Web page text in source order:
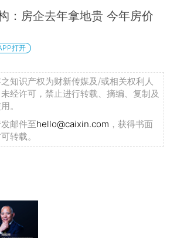
：房企去年拿地贵 今年房价
打开
知识产权为财新传媒及/或相关权利人
经许可，禁止进行转载、摘编、复制及
。
邮件至hello@caixin.com ，获得书面
转载。